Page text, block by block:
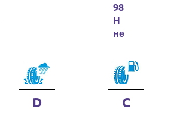
98
H
не
D C